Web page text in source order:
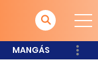
MANGÁS